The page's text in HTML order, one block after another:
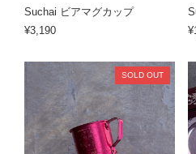
Suchai ビアマグカップ
¥3,190
SOLD OUT